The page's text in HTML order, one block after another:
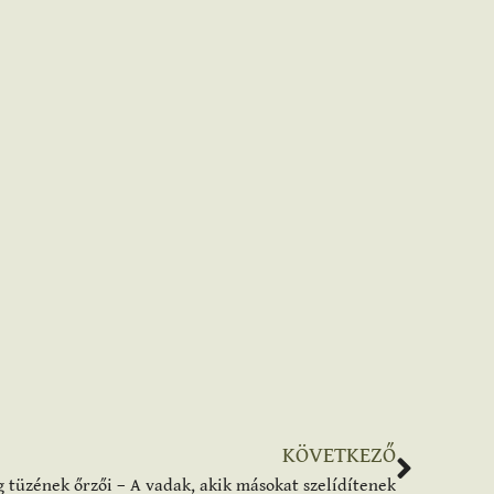
KÖVETKEZŐ
tüzének őrzői – A vadak, akik másokat szelídítenek